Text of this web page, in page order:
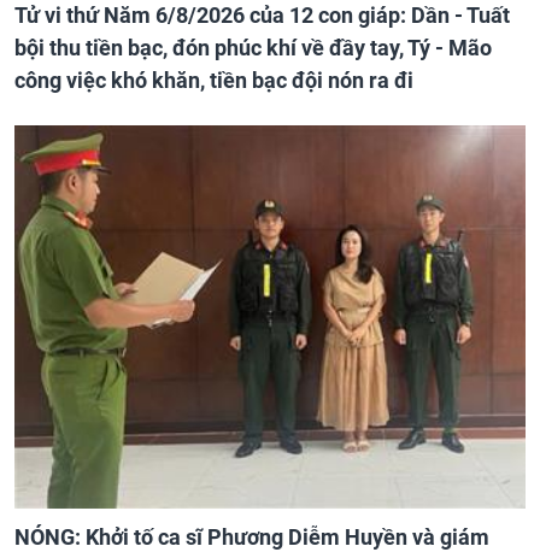
Tử vi thứ Năm 6/8/2026 của 12 con giáp: Dần - Tuất
bội thu tiền bạc, đón phúc khí về đầy tay, Tý - Mão
công việc khó khăn, tiền bạc đội nón ra đi
NÓNG: Khởi tố ca sĩ Phương Diễm Huyền và giám